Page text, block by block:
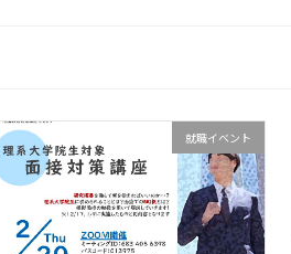
就職イベント